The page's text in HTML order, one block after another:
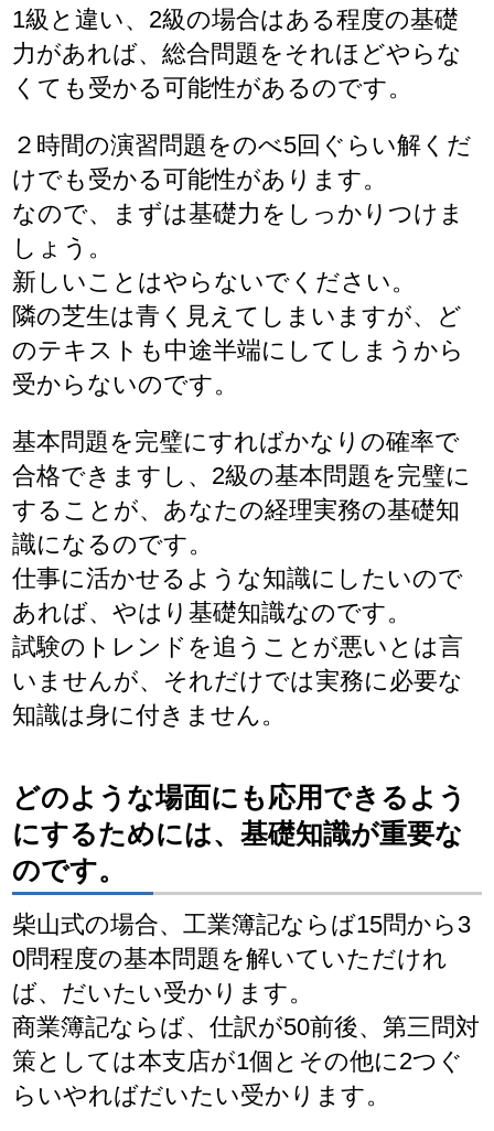
1級と違い、2級の場合はある程度の基礎
力があれば、総合問題をそれほどやらな
くても受かる可能性があるのです。
２時間の演習問題をのべ5回ぐらい解くだ
けでも受かる可能性があります。
なので、まずは基礎力をしっかりつけま
しょう。
新しいことはやらないでください。
隣の芝生は青く見えてしまいますが、ど
のテキストも中途半端にしてしまうから
受からないのです。
基本問題を完璧にすればかなりの確率で
合格できますし、2級の基本問題を完璧に
することが、あなたの経理実務の基礎知
識になるのです。
仕事に活かせるような知識にしたいので
あれば、やはり基礎知識なのです。
試験のトレンドを追うことが悪いとは言
いませんが、それだけでは実務に必要な
知識は身に付きません。
どのような場面にも応用できるよう
にするためには、基礎知識が重要な
のです。
柴山式の場合、工業簿記ならば15問から3
0問程度の基本問題を解いていただけれ
ば、だいたい受かります。
商業簿記ならば、仕訳が50前後、第三問対
策としては本支店が1個とその他に2つぐ
らいやればだいたい受かります。